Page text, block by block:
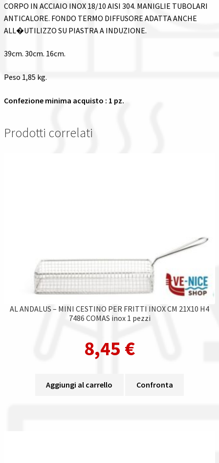
CORPO IN ACCIAIO INOX 18/10 AISI 304. MANIGLIE TUBOLARI
ANTICALORE. FONDO TERMO DIFFUSORE ADATTA ANCHE
ALL�UTILIZZO SU PIASTRA A INDUZIONE.
39cm. 30cm. 16cm.
Peso 1,85 kg.
Confezione minima acquisto : 1 pz.
Prodotti correlati
AL ANDALUS – MINI CESTINO PER FRITTI INOX CM 21X10 H4
7486 COMAS inox 1 pezzi
8,45 €
Aggiungi al carrello Confronta